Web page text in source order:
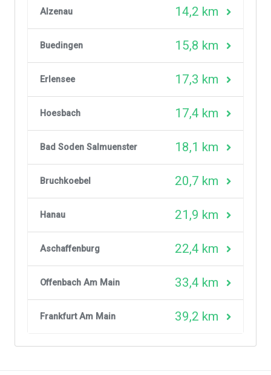
Alzenau 14,2 km
Buedingen 15,8 km
Erlensee 17,3 km
Hoesbach 17,4 km
Bad Soden Salmuenster 18,1 km
Bruchkoebel 20,7 km
Hanau 21,9 km
Aschaffenburg 22,4 km
Offenbach Am Main 33,4 km
Frankfurt Am Main 39,2 km